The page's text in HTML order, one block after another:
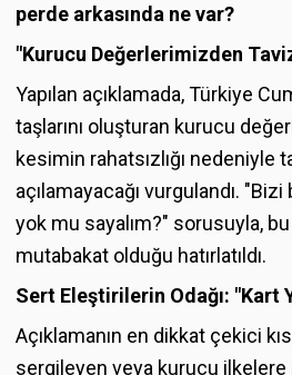
perde arkasında ne var?
"Kurucu Değerlerimizden
Yapılan açıklamada, Türkiye
taşlarını oluşturan kurucu
kesimin rahatsızlığı nedeniyle
açılamayacağı vurgulandı.
yok mu sayalım?" sorusuyla,
mutabakat olduğu hatırlatıldı.
Sert Eleştirilerin Odağı: "Kart
Açıklamanın en dikkat çekici
sergileyen veya kurucu